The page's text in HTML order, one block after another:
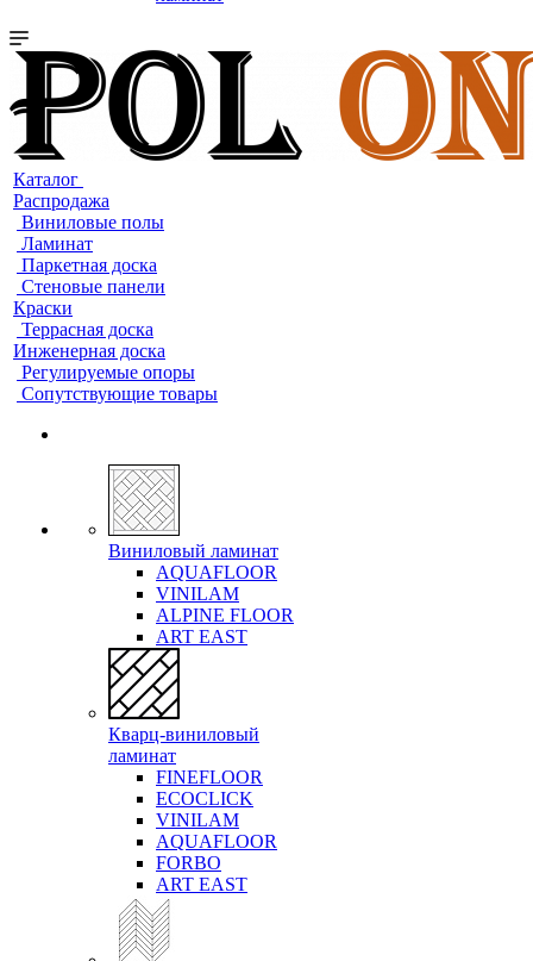
Каталог
Распродажа
Виниловые полы
Ламинат
Паркетная доска
Стеновые панели
Краски
Террасная доска
Инженерная доска
Регулируемые опоры
Сопутствующие товары
Виниловый ламинат
AQUAFLOOR
VINILAM
ALPINE FLOOR
ART EAST
Кварц-виниловый
ламинат
FINEFLOOR
ECOCLICK
VINILAM
AQUAFLOOR
FORBO
ART EAST